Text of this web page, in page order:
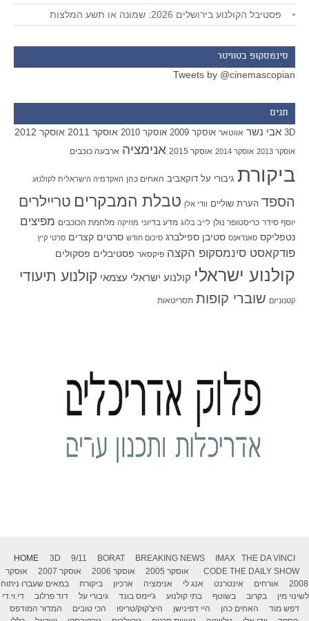
פסטיבל הקולנוע בירושלים 2026: שמונה או תשע המלצות
סינמסקופ בטוויטר
Tweets by @cinemascopian
תגים
3D אבי נשר אווטאר אוסקר 2009 אוסקר 2010 אוסקר 2011 אוסקר 2012
אוסקר 2013 אוסקר 2014 אוסקר 2015 אנימציה ארבעה כוכבים
ביקורת גיבורי על דוקאביב האחים כהן האקדמיה הישראלית לקולנוע
הספד הערת שוליים וודי אלן טבלת המבקרים טריילרים
יוסף סידר כריסטופר נולן לייב בלוג מדע בדיוני מוזיקה מלחמת הכוכבים מפיצים
נטפליקס סאנדאנס סטיבן ספילברג סיכום חודש סרטים קצרים סרטי קיץ
פודקאסט סינמסקופ הקצה פיקסאר פסטיבלים פסקולים
קולנוע ישראלי קולנוע ישראלי עצמאי קולנוע תיעודי
קטנוניזם שוברי קופות תסריטאות
HOME 3D 9/11 BORAT BREAKING NEWS IMAX
THE DA VINCI
CODE THE DAILY SHOW אוסקר 2005 אוסקר 2006 אוסקר 2007
אוסקר
2008
אורחים אינטרנט אנג לי אנימציה ארכיון ביקורת
במאים שעברו ניתוח
לשינוי מין
בקרוב בשוטף בתי קולנוע ג'יימס בונד גיבורי על דוד פרלוב
די.וי.די
דפש מוד
האחים כהן היי דפינישן היצ'קוק/טריפו הכי טובים
המדור המודפס